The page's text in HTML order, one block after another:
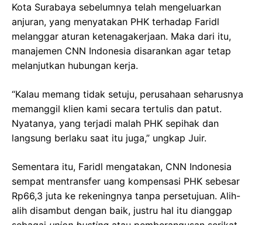
Kota Surabaya sebelumnya telah mengeluarkan
anjuran, yang menyatakan PHK terhadap Faridl
melanggar aturan ketenagakerjaan. Maka dari itu,
manajemen CNN Indonesia disarankan agar tetap
melanjutkan hubungan kerja.
“Kalau memang tidak setuju, perusahaan seharusnya
memanggil klien kami secara tertulis dan patut.
Nyatanya, yang terjadi malah PHK sepihak dan
langsung berlaku saat itu juga,” ungkap Juir.
Sementara itu, Faridl mengatakan, CNN Indonesia
sempat mentransfer uang kompensasi PHK sebesar
Rp66,3 juta ke rekeningnya tanpa persetujuan. Alih-
alih disambut dengan baik, justru hal itu dianggap